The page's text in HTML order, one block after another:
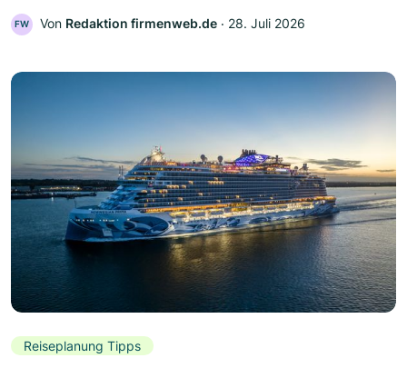
FW Von Redaktion firmenweb.de ‧ 28. Juli 2026
Reiseplanung Tipps